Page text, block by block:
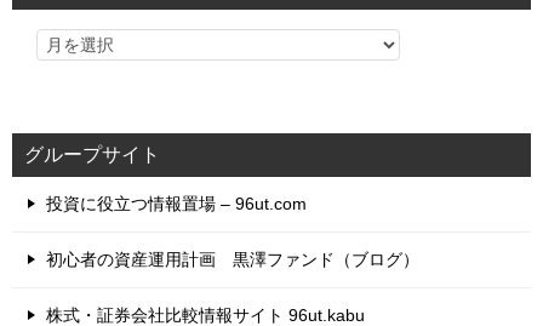
グループサイト
投資に役立つ情報置場 – 96ut.com
初心者の資産運用計画 黒澤ファンド（ブログ）
株式・証券会社比較情報サイト 96ut.kabu